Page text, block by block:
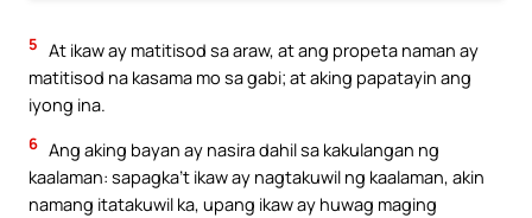
5 At ikaw ay matitisod sa araw, at ang propeta naman ay
matitisod na kasama mo sa gabi; at aking papatayin ang
iyong ina.
6 Ang aking bayan ay nasira dahil sa kakulangan ng
kaalaman: sapagka’t ikaw ay nagtakuwil ng kaalaman, akin
namang itatakuwil ka, upang ikaw ay huwag maging